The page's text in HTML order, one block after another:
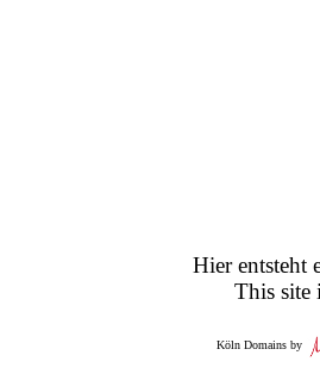
Hier entsteht
This site
Köln Domains by